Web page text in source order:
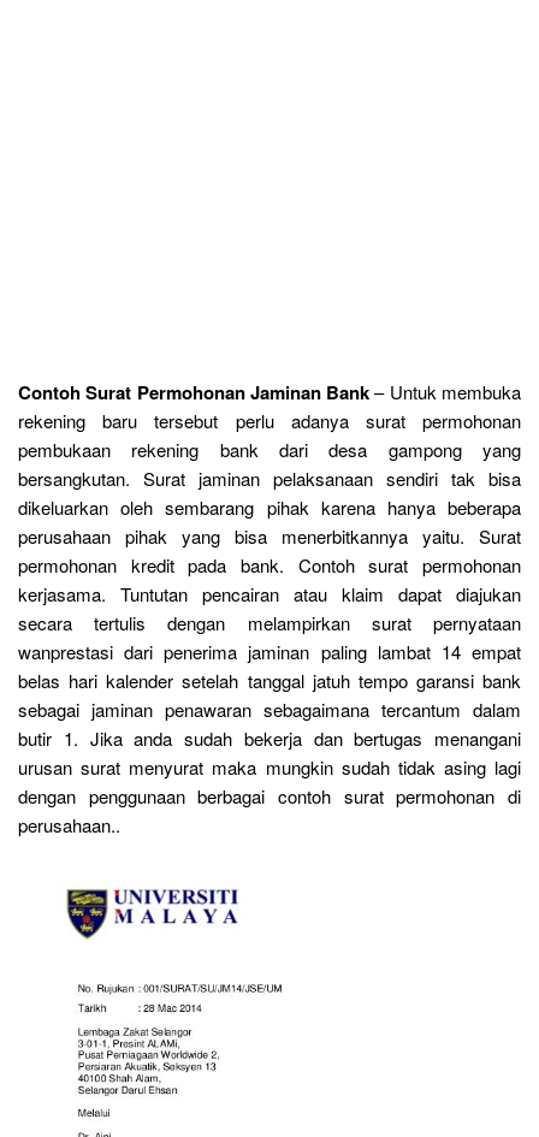
Contoh Surat Permohonan Jaminan Bank– Untuk membuka
rekening baru tersebut perlu adanya surat permohonan
pembukaan rekening bank dari desa gampong yang
bersangkutan. Surat jaminan pelaksanaan sendiri tak bisa
dikeluarkan oleh sembarang pihak karena hanya beberapa
perusahaan pihak yang bisa menerbitkannya yaitu. Surat
permohonan kredit pada bank. Contoh surat permohonan
kerjasama. Tuntutan pencairan atau klaim dapat diajukan
secara tertulis dengan melampirkan surat pernyataan
wanprestasi dari penerima jaminan paling lambat 14 empat
belas hari kalender setelah tanggal jatuh tempo garansi bank
sebagai jaminan penawaran sebagaimana tercantum dalam
butir 1. Jika anda sudah bekerja dan bertugas menangani
urusan surat menyurat maka mungkin sudah tidak asing lagi
dengan penggunaan berbagai contoh surat permohonan di
perusahaan..